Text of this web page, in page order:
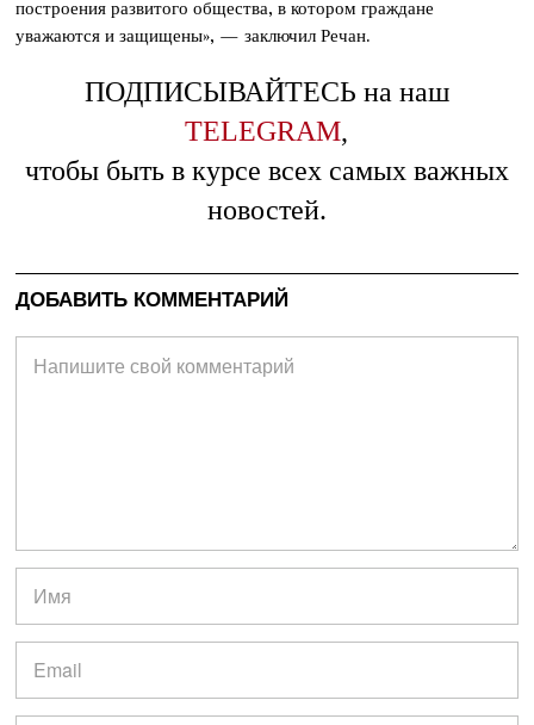
построения развитого общества, в котором граждане
уважаются и защищены», — заключил Речан.
ПОДПИСЫВАЙТЕСЬ на наш
TELEGRAM,
чтобы быть в курсе всех самых важных
новостей.
ДОБАВИТЬ КОММЕНТАРИЙ